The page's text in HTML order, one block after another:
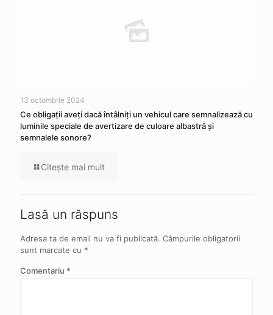
13 octombrie 2024
Ce obligaţii aveţi dacă întâlniţi un vehicul care semnalizează cu
luminile speciale de avertizare de culoare albastră şi
semnalele sonore?
Citeşte mai mult
Lasă un răspuns
Adresa ta de email nu va fi publicată. Câmpurile obligatorii
sunt marcate cu *
Comentariu *